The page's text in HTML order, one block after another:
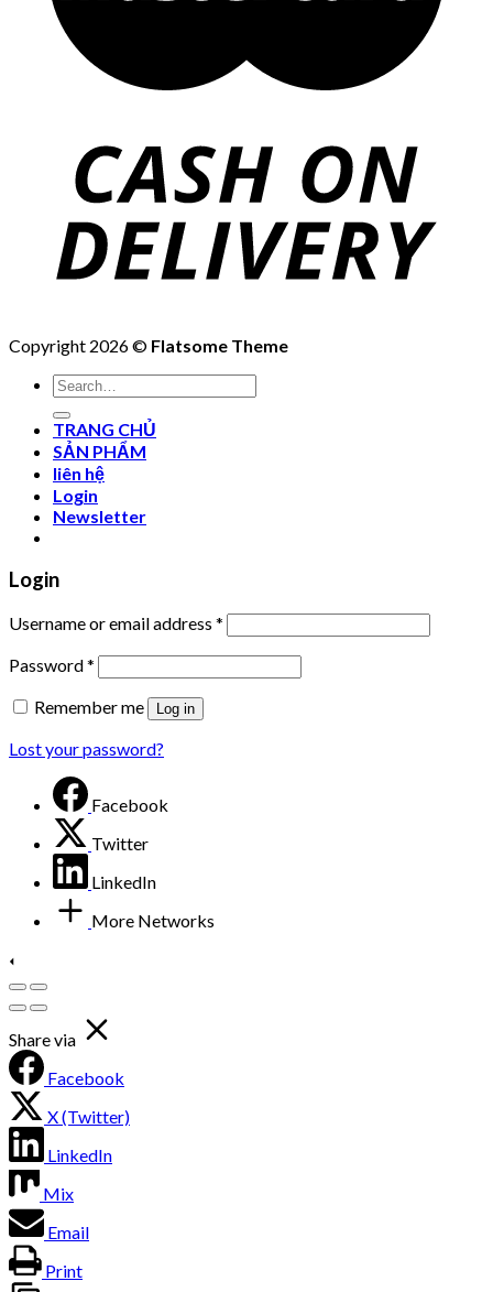
Copyright 2026 © Flatsome Theme
Search
for:
TRANG CHỦ
SẢN PHẨM
liên hệ
Login
Newsletter
Login
Username or email address *
Password*
Remember me
Log in
Lost your password?
Facebook
Twitter
LinkedIn
More Networks
Share via
Facebook
X (Twitter)
LinkedIn
Mix
Email
Print